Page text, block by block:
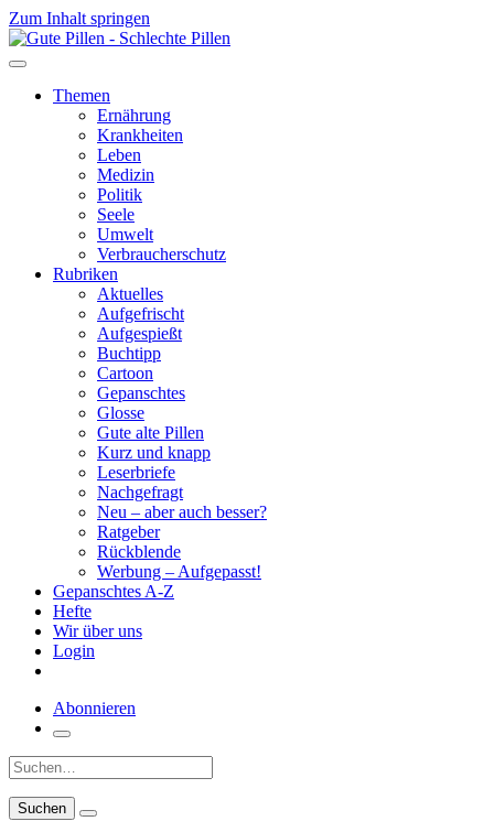
Zum Inhalt springen
Themen
Ernährung
Krankheiten
Leben
Medizin
Politik
Seele
Umwelt
Verbraucherschutz
Rubriken
Aktuelles
Aufgefrischt
Aufgespießt
Buchtipp
Cartoon
Gepanschtes
Glosse
Gute alte Pillen
Kurz und knapp
Leserbriefe
Nachgefragt
Neu – aber auch besser?
Ratgeber
Rückblende
Werbung – Aufgepasst!
Gepanschtes A-Z
Hefte
Wir über uns
Login
Abonnieren
Suche: